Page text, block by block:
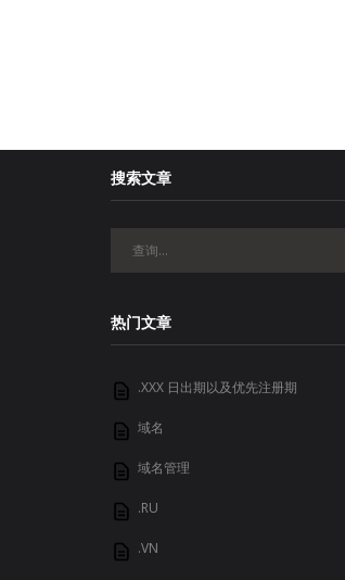
搜索文章
热门文章
.XXX 日出期以及优先注册期
域名
域名管理
.RU
.VN